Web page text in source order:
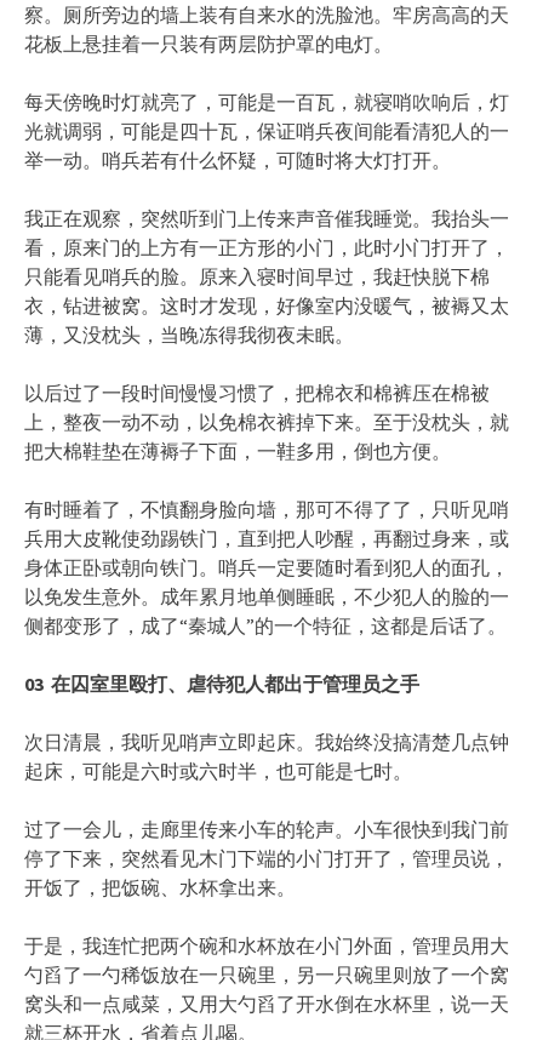
察。厕所旁边的墙上装有自来水的洗脸池。牢房高高的天
花板上悬挂着一只装有两层防护罩的电灯。
每天傍晚时灯就亮了，可能是一百瓦，就寝哨吹响后，灯
光就调弱，可能是四十瓦，保证哨兵夜间能看清犯人的一
举一动。哨兵若有什么怀疑，可随时将大灯打开。
我正在观察，突然听到门上传来声音催我睡觉。我抬头一
看，原来门的上方有一正方形的小门，此时小门打开了，
只能看见哨兵的脸。原来入寝时间早过，我赶快脱下棉
衣，钻进被窝。这时才发现，好像室内没暖气，被褥又太
薄，又没枕头，当晚冻得我彻夜未眠。
以后过了一段时间慢慢习惯了，把棉衣和棉裤压在棉被
上，整夜一动不动，以免棉衣裤掉下来。至于没枕头，就
把大棉鞋垫在薄褥子下面，一鞋多用，倒也方便。
有时睡着了，不慎翻身脸向墙，那可不得了了，只听见哨
兵用大皮靴使劲踢铁门，直到把人吵醒，再翻过身来，或
身体正卧或朝向铁门。哨兵一定要随时看到犯人的面孔，
以免发生意外。成年累月地单侧睡眠，不少犯人的脸的一
侧都变形了，成了“秦城人”的一个特征，这都是后话了。
03 在囚室里殴打、虐待犯人都出于管理员之手
次日清晨，我听见哨声立即起床。我始终没搞清楚几点钟
起床，可能是六时或六时半，也可能是七时。
过了一会儿，走廊里传来小车的轮声。小车很快到我门前
停了下来，突然看见木门下端的小门打开了，管理员说，
开饭了，把饭碗、水杯拿出来。
于是，我连忙把两个碗和水杯放在小门外面，管理员用大
勺舀了一勺稀饭放在一只碗里，另一只碗里则放了一个窝
窝头和一点咸菜，又用大勺舀了开水倒在水杯里，说一天
就三杯开水，省着点儿喝。